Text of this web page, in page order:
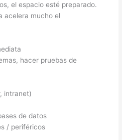
el espacio esté preparado.
acelera mucho el
hacer pruebas de
intranet)
de datos
/ periféricos